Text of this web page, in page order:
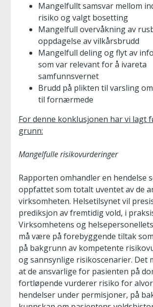
Mangelfullt samsvar mellom
risiko og valgt bosetting
Mangelfull overvåkning av
oppdagelse av vilkårsbrudd
Mangelfull deling og flyt av
som var relevant for å ivareta
samfunnsvernet
Brudd på plikten til varsling
til fornærmede
For denne konklusjonen har vi lagt
grunn:
Mangelfulle risikovurderinger
Rapporten omhandler en hendelse
oppfattet som totalt uventet av de
virksomheten. Helsetilsynet vil
prediksjon av fremtidig vold, i
Virksomhetens og
må være på forebyggende tiltak
på bakgrunn av kompetente
og sannsynlige risikoscenarier. Det
at de ansvarlige for pasienten på
fortløpende vurderer risiko for
hendelser under permisjoner, på